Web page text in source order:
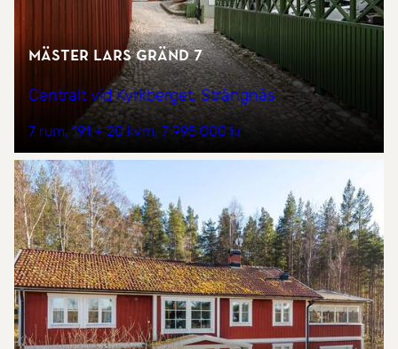
Mäster Lars gränd 7
Centralt vid Kyrkberget, Strängnäs
7 rum 191 + 20 kvm 7 995 000 kr